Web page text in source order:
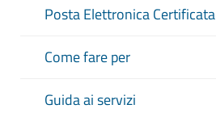
Posta Elettronica Certificata
Come fare per
Guida ai servizi